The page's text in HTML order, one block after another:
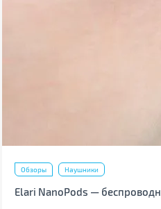
Обзоры Наушники
Elari NanoPods —